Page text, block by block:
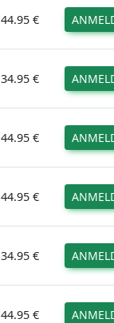
44.95 €
34.95 €
44.95 €
44.95 €
34.95 €
44.95 €